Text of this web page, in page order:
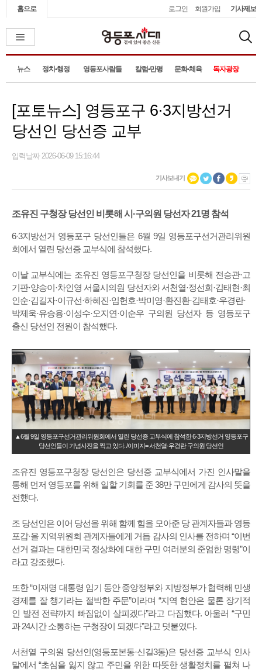
홈으로 로그인 회원가입 기사제보
뉴스 정치•행정 영등포사람들 칼럼•만평 문화•체육 독자광장
[포토뉴스] 영등포구 6·3지방선거
당선인 당선증 교부
입력날짜 2026-06-09 15:16:44
기사보내기
조유진 구청장 당선인 비롯해 시·구의원 당선자 21명 참석
6·3지방선거 영등포구 당선인들은 6월 9일 영등포구선거관리위원
회에서 열린 당선증 교부식에 참석했다.
이날 교부식에는 조유진 영등포구청장 당선인을 비롯해 전승관·고
기판·양송이·차인영 서울시의원 당선자와 서천열·정선희·김태현·최
인순·김길자·이규선·하혜진·임헌호·박미영·환진환·김태호·우경란·
박제욱·유승용·이성수·오지연·이순우 구의원 당선자 등 영등포구
출신 당선인 전원이 참석했다.
▲6월 9일 영등포구선거관리위원회에서 열린 당선증 교부식에 참석한 6·3지방선거 영등포구
당선인들이 기념사진을 찍고 있다. /이미지= 서천열·우경란 구의원 당선인
조유진 영등포구청장 당선인은 당선증 교부식에서 가진 인사말을
통해 먼저 영등포를 위해 일할 기회를 준 38만 구민에게 감사의 뜻을
전했다.
조 당선인은 이어 당선을 위해 함께 힘을 모아준 당 관계자들과 영등
포갑·을 지역위원회 관계자들에게 거듭 감사의 인사를 전하며 “이번
선거 결과는 대한민국 정상화에 대한 구민 여러분의 준엄한 명령”이
라고 강조했다.
또한 “이재명 대통령 임기 동안 중앙정부와 지방정부가 협력해 민생
경제를 잘 챙기라는 절박한 주문”이라며 “지역 현안은 물론 장기적
인 발전 전략까지 빠짐없이 살피겠다”라고 다짐했다. 아울러 “구민
과 24시간 소통하는 구청장이 되겠다”라고 덧붙였다.
서천열 구의원 당선인(영등포본동·신길3동)은 당선증 교부식 인사
말에서 “초심을 잃지 않고 주민을 위한 따뜻한 생활정치를 펼쳐 나